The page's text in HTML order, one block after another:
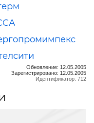
Обновление: 12.05.2005
Зарегистрировано: 12.05.2005
Идентификатор: 712